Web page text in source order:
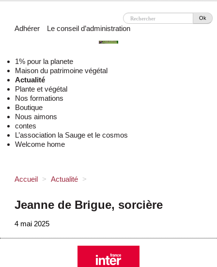
Ok
Adhérer Le conseil d’administration
1% pour la planete
Maison du patrimoine végétal
Actualité
Plante et végétal
Nos formations
Boutique
Nous aimons
contes
L’association la Sauge et le cosmos
Welcome home
Accueil > Actualité >
Jeanne de Brigue, sorcière
4 mai 2025